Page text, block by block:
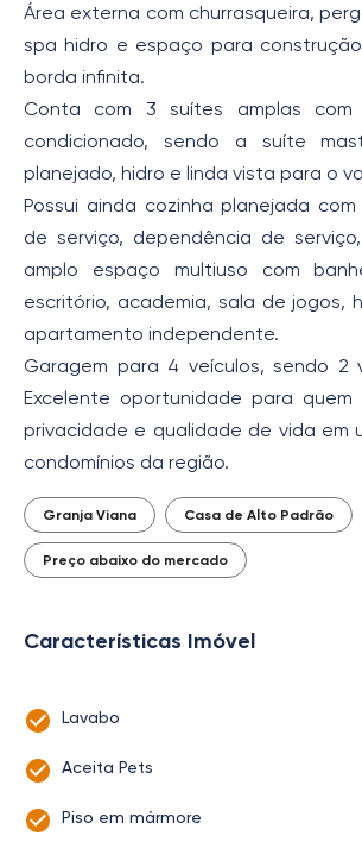
Área externa com churrasqueira,
spa hidro e espaço para
borda infinita.
Conta com 3 suítes amplas
condicionado, sendo a suíte
planejado, hidro e linda vista para o
Possui ainda cozinha planejada
de serviço, dependência de
amplo espaço multiuso com
escritório, academia, sala de jogos,
apartamento independente.
Garagem para 4 veículos, sendo 2
Excelente oportunidade para
privacidade e qualidade de vida em
condomínios da região.
Granja Viana Casa de Alto Padrão
Preço abaixo do mercado
Características Imóvel
Lavabo
Aceita Pets
Piso em mármore